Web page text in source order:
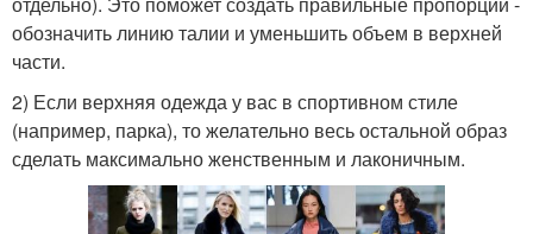
обозначить линию талии и уменьшить объем в верхней
части.
2) Если верхняя одежда у вас в спортивном стиле
(например, парка), то желательно весь остальной образ
сделать максимально женственным и лаконичным.